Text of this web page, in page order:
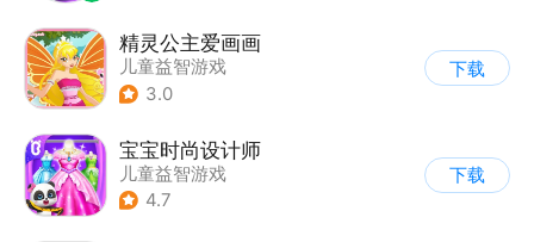
精灵公主爱画画
儿童益智游戏
3.0
下载
宝宝时尚设计师
儿童益智游戏
4.7
下载